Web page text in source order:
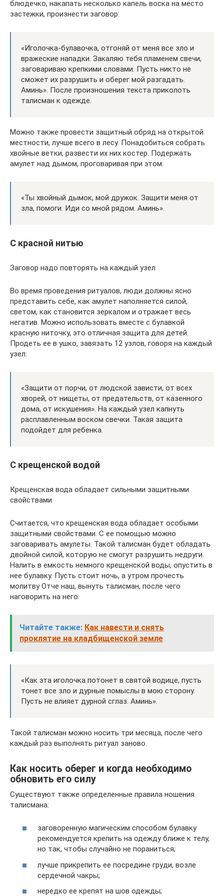
блюдечко, накапать несколько капель воска на место
застежки, произнести заговор:
«Иголочка-булавочка, отгоняй от меня все зло и
вражеские нападки. Закаляю тебя пламенем свечи,
заговариваю крепкими словами. Пусть никто не
сможет их разрушить и оберег мой разгадать.
Аминь». После произношения текста приколоть
талисман к одежде.
Можно также провести защитный обряд на открытой
местности, лучше всего в лесу. Понадобиться собрать
хвойные ветки, развести их них костер. Подержать
амулет над дымом, проговаривая при этом:
«Ты хвойный дымок, мой дружок. Защити меня от
зла, помоги. Иди со мной рядом. Аминь».
С красной нитью
Заговор надо повторять на каждый узел
Во время проведения ритуалов, люди должны ясно
представить себе, как амулет наполняется силой,
светом, как становится зеркалом и отражает весь
негатив. Можно использовать вместе с булавкой
красную ниточку, это отличная защита для детей.
Продеть ее в ушко, завязать 12 узлов, говоря на каждый
узел:
«Защити от порчи, от людской зависти, от всех
хворей, от нищеты, от предательств, от казенного
дома, от искушения». На каждый узел капнуть
расплавленным воском свечки. Такая защита
подойдет для ребенка.
С крещенской водой
Крещенская вода обладает сильными защитными
свойствами
Считается, что крещенская вода обладает особыми
защитными свойствами. С ее помощью можно
заговаривать амулеты. Такой талисман будет обладать
двойной силой, которую не смогут разрушить недруги.
Налить в емкость немного крещенской воды, опустить в
нее булавку. Пусть стоит ночь, а утром прочесть
молитву Отче наш, вынуть талисман, после чего
наговорить на него:
Читайте также: Как навести и снять
проклятие на кладбищенской земле
«Как эта иголочка потонет в святой водице, пусть
тонет все зло и дурные помыслы в мою сторону.
Пусть не влияет дурной сглаз. Аминь».
Такой талисман можно носить три месяца, после чего
каждый раз выполнять ритуал заново.
Как носить оберег и когда необходимо
обновить его силу
Существуют также определенные правила ношения
талисмана:
заговоренную магическим способом булавку
рекомендуется крепить на одежду ближе к телу,
но так, чтобы случайно не пораниться;
лучше прикрепить ее посредине груди, возле
сердечной чакры;
нередко ее крепят на шов одежды;